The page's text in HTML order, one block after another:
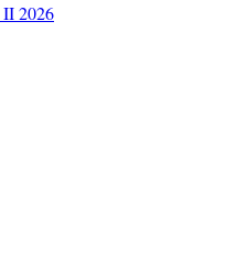
2026